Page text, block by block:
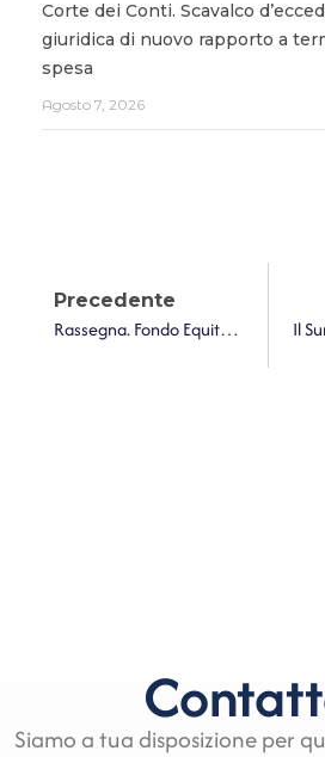
Corte dei Conti. Scavalco
giuridica di nuovo rapporto a
spesa
Agosto 7, 2026
Precedente
Rassegna. Fondo Equità E Spending A Tappe Nel Bilancio Tecnico Al Via Da Oggi
Siamo a tua disposizione per